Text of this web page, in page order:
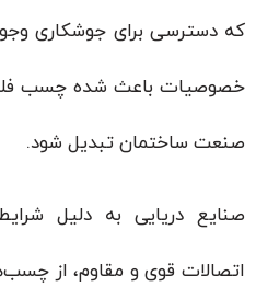
که دسترسی برای جوشکاری
خصوصیات باعث شده چسب
صنعت ساختمان تبدیل شود.
صنایع دریایی به دلیل
اتصالات قوی و مقاوم، از